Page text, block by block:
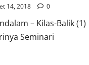
14, 2018 0
– Kilas-Balik (1)
Seminari